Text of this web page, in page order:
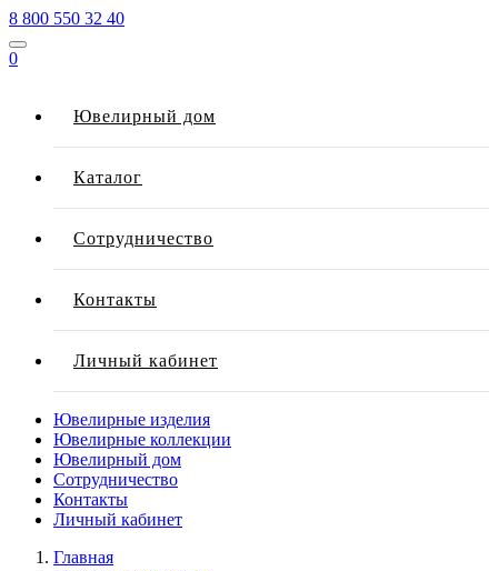
8 800 550 32 40
0
Ювелирный дом
Каталог
Сотрудничество
Контакты
Личный кабинет
Ювелирные изделия
Ювелирные коллекции
Ювелирный дом
Сотрудничество
Контакты
Личный кабинет
Главная